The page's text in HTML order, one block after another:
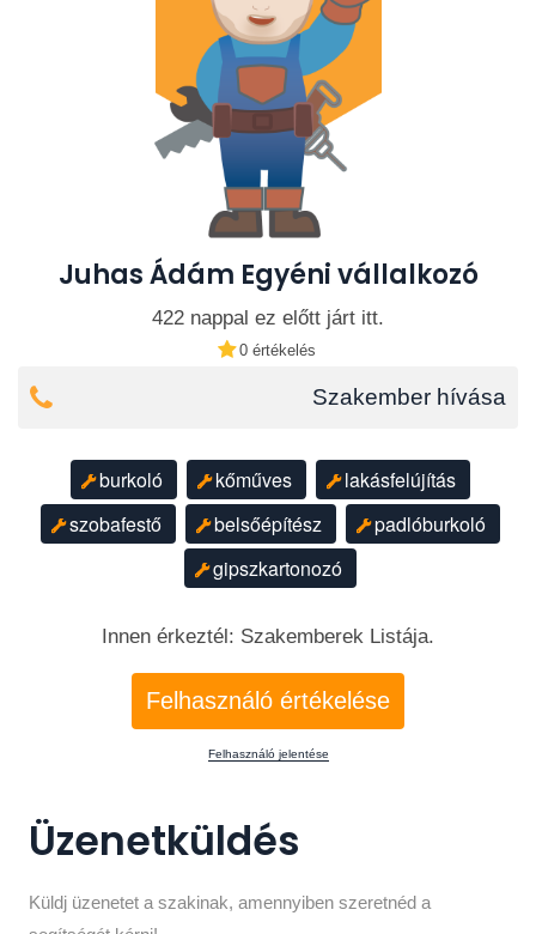
Juhas Ádám Egyéni vállalkozó
422 nappal ez előtt járt itt.
0 értékelés
Szakember hívása
burkoló kőműves
lakásfelújítás
szobafestő
belsőépítész
padlóburkoló
gipszkartonozó
Innen érkeztél: Szakemberek Listája.
Felhasználó értékelése
Felhasználó jelentése
Üzenetküldés
Küldj üzenetet a szakinak, amennyiben szeretnéd a